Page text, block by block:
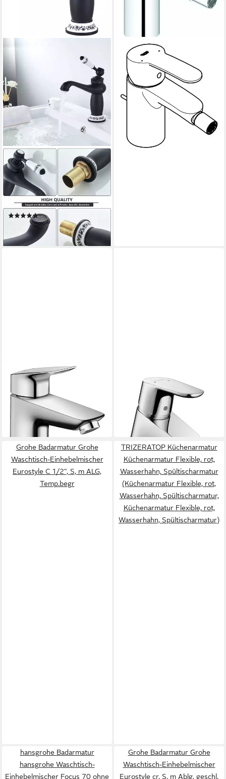
LUXUSKOLLEKTION
Waschtischarmatur Bad
Wasserhahn Schwarz
Keramikventilkern Waschtisch
Armatur IP68
(1)
103,95 €
lieferbar - in 4-5 Werktagen bei dir
GROHE
Bidetarmatur Eurostyle
Cosmopolitan Eurostyle
Cosmpolitan Einhand-
Bidetbatterie - Chrom
140,24 €
lieferbar - in 3-4 Werktagen bei dir
HANSGROHE
Waschtischarmatur Logis 100
Waschtischmischer mit
Zugstangen-Ablaufgarnitur
ab 111,35 €
lieferbar - in 3-4 Werktagen bei dir
Bidetarmatur Focus Einhebel-
Bidetmischer mit Zugstangen-
Ablaufgarnitur - Chrom
112,73 €
lieferbar - in 3-4 Werktagen bei dir
Grohe Badarmatur Grohe
Waschtisch-Einhebelmischer
Eurostyle C 1/2", S, m ALG,
Temp.begr
TRIZERATOP Küchenarmatur
Küchenarmatur Flexible, rot,
Wasserhahn, Spültischarmatur
(Küchenarmatur Flexible, rot,
Wasserhahn, Spültischarmatur,
Küchenarmatur Flexible, rot,
Wasserhahn, Spültischarmatur)
hansgrohe Badarmatur
hansgrohe Waschtisch-
Einhebelmischer Focus 70 ohne
Grohe Badarmatur Grohe
Waschtisch-Einhebelmischer
Eurostyle cr, S, m Ablg, geschl.